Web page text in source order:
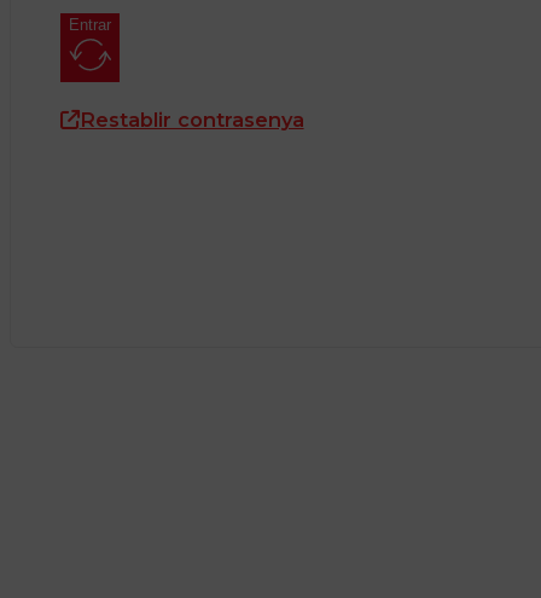
Entrar
Restablir contrasenya